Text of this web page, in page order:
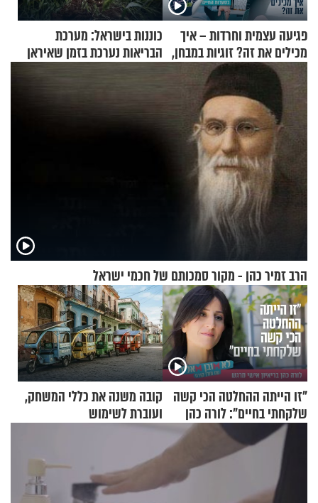
פגיעה עצמית וחרדות – איך
מכילים את זה? זוגיות במבחן,
הפעם עם יהודית ואלתר כהן
כוננות בישראל: מערכת
הבריאות נערכת בזמן שאיראן
הרב זמיר כהן - מקור סמכותם של חכמי ישראל
"זו הייתה ההחלטה הכי קשה
שלקחתי בחיים": לורה כהן
בריאיון אישי מרגש
קובה משנה את כללי המשחק,
ועוברת לשימוש
בתלת־אופנועים סולאריים